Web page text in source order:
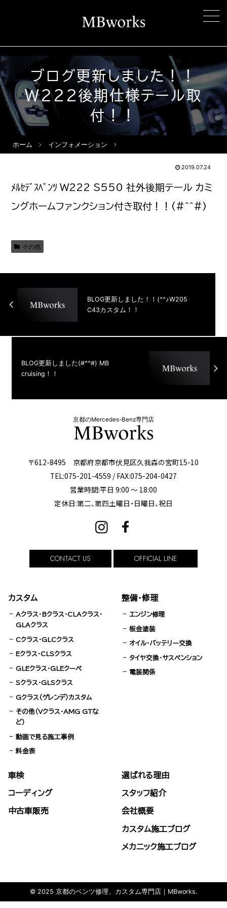
ブログ更新しました！！
W222後期仕様テール取
付！！
ホーム インフォメーション
2019.07.24
ﾒﾙｾﾃﾞｽﾍﾞﾝﾂ W222 S550 社外後期テール カミ
ングホームファンクション付き取付！！(#^^#)
その他
BLOG更新しました！！(^^♪W205
C43カスタム！！
BLOG更新しました(#^^#) MB
cruising！！
京都のMercedes-Benz専門店
〒612-8495 京都府京都市伏見区久我森の宮町15-10
TEL:075-201-4559 / FAX:075-204-0427
営業時間:平日 9:00 ～ 18:00
定休日:第二、第四土曜日・日曜日、祝日
CONTACT US OFFICIAL LINE
カスタム
Aクラス・Bクラス・CLAクラス・
GLAクラス
Cクラス・GLCクラス
Eクラス・CLSクラス
GLEクラス・GLEクーペ
Sクラス・GLSクラス
Gクラス（ゲレンデ）カスタム
その他（Vクラス・AMG GTな
ど）
動画で見る施工事例
料金表
整備・修理
エンジン修理
板金塗装
オイル・バッテリー交換
タイヤ交換・サスペンション
電装関係
車検
コーディング
中古車販売
選ばれる理由
スタッフ紹介
会社概要
カスタム施工ブログ
メカニック施工ブログ
© 2025 京都のベンツ修理、カスタム専門店｜MBworks.